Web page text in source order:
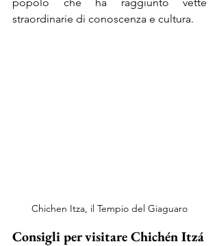
straordinarie di conoscenza e cultura.
Chichen Itza, il Tempio del Giaguaro
Consigli per visitare Chichén Itzá